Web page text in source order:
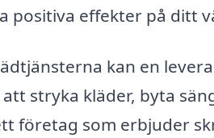
positiva effekter på ditt
kan en
stryka kläder, byta
företag som erbjuder